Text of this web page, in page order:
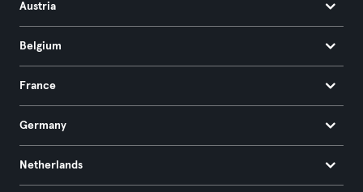
Austria
Belgium
France
Germany
Netherlands